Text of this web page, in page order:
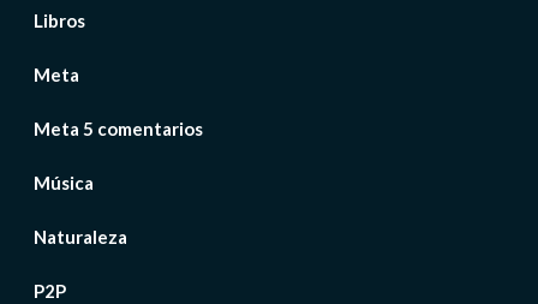
Libros
Meta
Meta 5 comentarios
Música
Naturaleza
P2P